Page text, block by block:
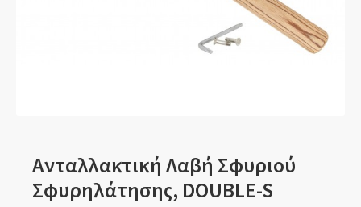
Ανταλλακτική Λαβή Σφυριού
Σφυρηλάτησης, DOUBLE-S